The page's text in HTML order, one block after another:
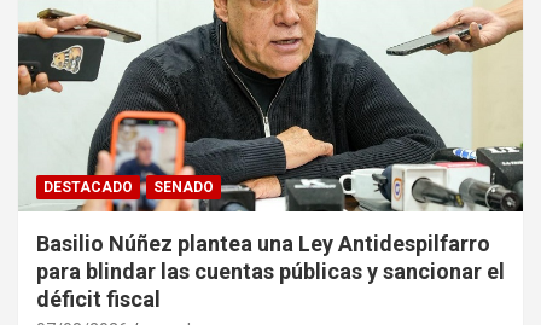
DESTACADO SENADO
Basilio Núñez plantea una Ley Antidespilfarro
para blindar las cuentas públicas y sancionar el
déficit fiscal